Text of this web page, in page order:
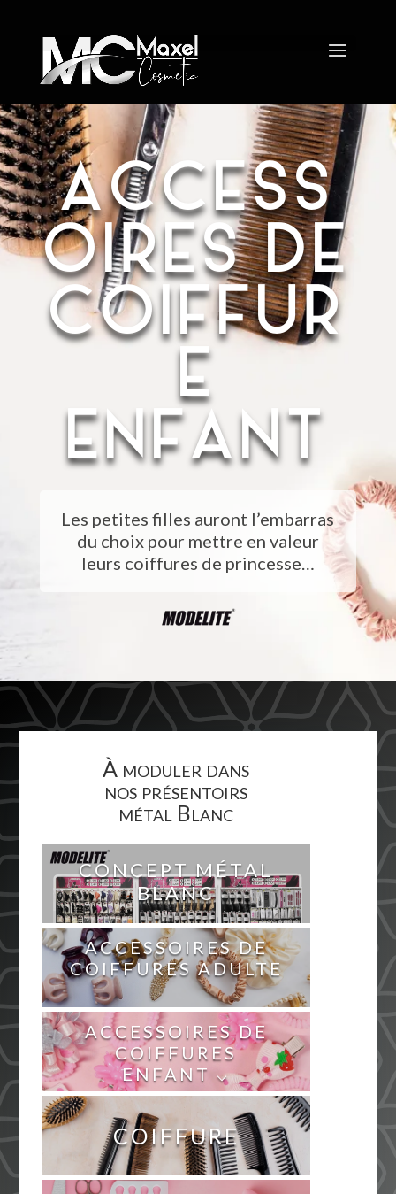
ACCESS
OIRES DE
COIFFUR
E
ENFANT
Les petites filles auront l’embarras
du choix pour mettre en valeur
leurs coiffures de princesse…
À moduler dans
nos présentoirs
métal Blanc
CONCEPT MÉTAL
BLANC
ACCESSOIRES DE
COIFFURES ADULTE
ACCESSOIRES DE
COIFFURES
ENFANT ⌵
COIFFURE